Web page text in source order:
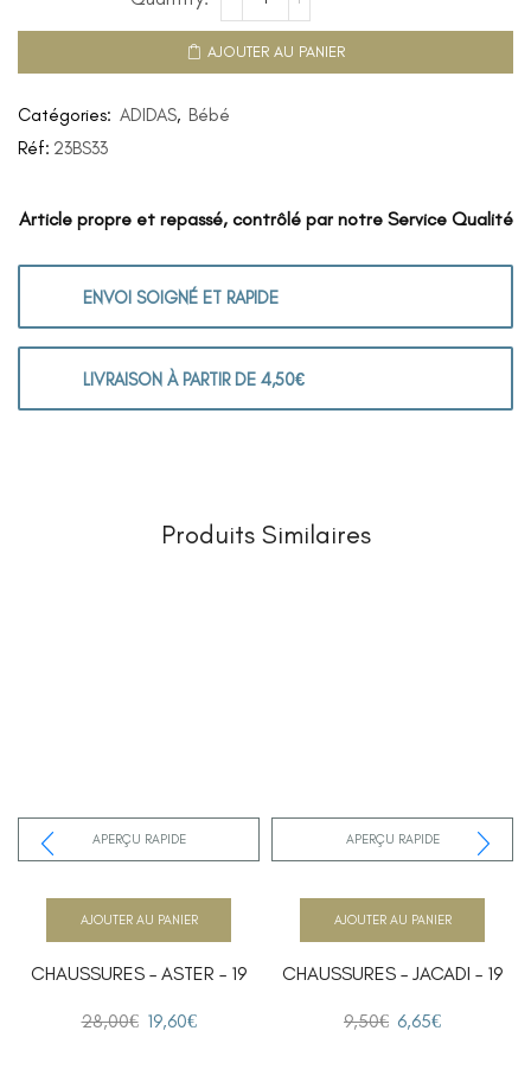
AJOUTER AU PANIER
Catégories: ADIDAS, Bébé
Réf: 23BS33
Article propre et repassé, contrôlé par notre Service Qualité
ENVOI SOIGNÉ ET RAPIDE
LIVRAISON À PARTIR DE 4,50€
Produits Similaires
APERÇU RAPIDE
CHAUSSURES – ASTER – 19
28,00€ 19,60€
AJOUTER AU PANIER
APERÇU RAPIDE
CHAUSSURES – JACADI – 19
9,50€ 6,65€
AJOUTER AU PANIER